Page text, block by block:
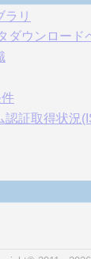
ラリ
ダウンロード
証取得状況